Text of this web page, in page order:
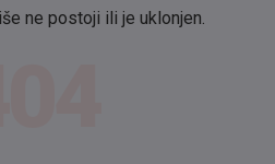
ne postoji ili je uklonjen.